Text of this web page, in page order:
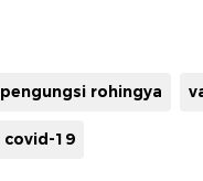
pengungsi rohingya
covid-19